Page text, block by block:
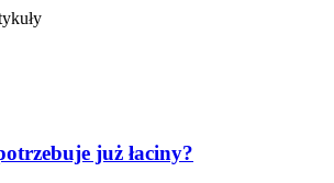
już łaciny?